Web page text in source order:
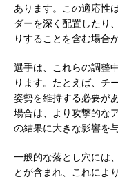
あります。この適応性
ダーを深く配置したり
りすることを含む場合
選手は、これらの調整
ります。たとえば、チ
姿勢を維持する必要が
場合は、より攻撃的な
の結果に大きな影響を
一般的な落とし穴には
とが含まれ、これによ